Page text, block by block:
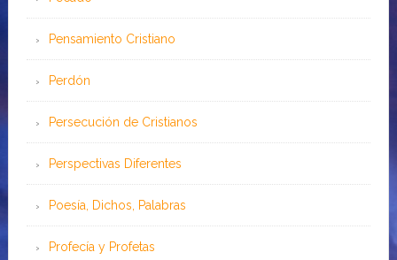
Pensamiento Cristiano
Perdón
Persecución de Cristianos
Perspectivas Diferentes
Poesía, Dichos, Palabras
Profecía y Profetas